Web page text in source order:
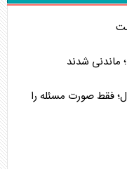
ماندنی شدند
فقط صورت مسئله را